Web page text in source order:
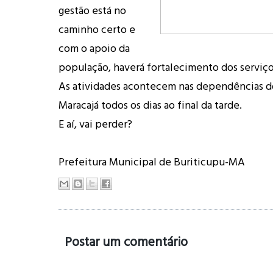
gestão está no
caminho certo e
com o apoio da
população, haverá fortalecimento dos
As atividades acontecem nas dependências
Maracajá todos os dias ao final da tarde.
E aí, vai perder?
Prefeitura Municipal de Buriticupu-MA
Postar um comentário